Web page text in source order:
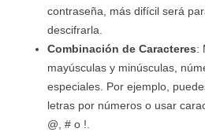
contraseña, más difícil será
descifrarla.
Combinación de Caracteres:
mayúsculas y minúsculas,
especiales. Por ejemplo,
letras por números o usar
@, # o !.